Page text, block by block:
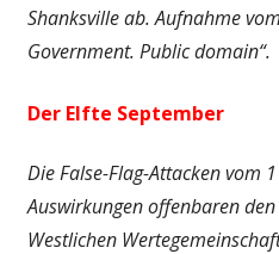
Shanksville ab. Aufnahme
Government. Public domain“.
Der Elfte September
Die False-Flag-Attacken vom
Auswirkungen offenbaren
Westlichen